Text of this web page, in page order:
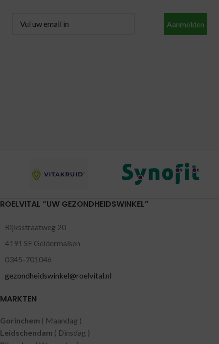
Aanmelden
ROELVITAL “UW GEZONDHEIDSWINKEL”
Rijksstraatweg 20
4191 SE Geldermalsen
0345-701046
gezondheidswinkel@roelvital.nl
MARKTEN
Gorinchem ( Maandag )
Leidschendam ( Dinsdag )